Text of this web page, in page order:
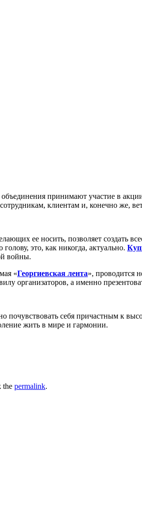
принимают участие в
клиентам и, конечно же,
ее носить, позволяет создать
это, как никогда, актуально.
войны.
«Георгиевская лента», проводится
организаторов, а именно
почувствовать себя причастным к
жить в мире и гармонии.
the permalink.